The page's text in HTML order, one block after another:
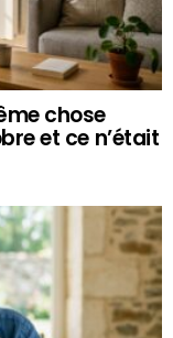
chose
et ce n’était